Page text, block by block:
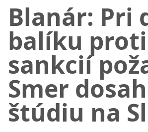
Blanár: Pri
balíku
sankcií
Smer
štúdiu na